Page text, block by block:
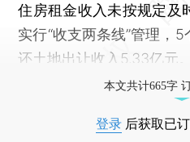
住房租金收入未按规定及
实行“收支两条线”管理，
还土地出让收入5.33亿元。
本文共计665字
登录 后获取已